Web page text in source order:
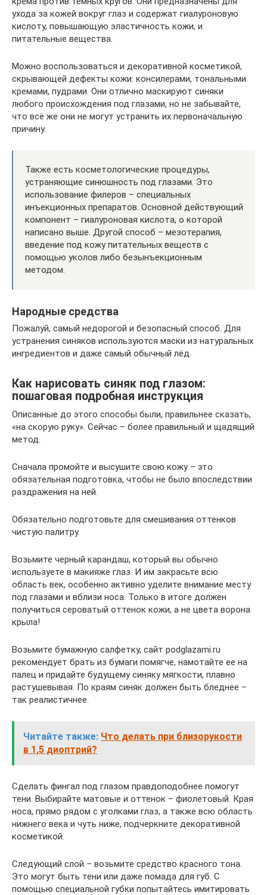
ухода за кожей вокруг глаз и содержат гиалуроновую
кислоту, повышающую эластичность кожи, и
питательные вещества.
Можно воспользоваться и декоративной косметикой,
скрывающей дефекты кожи: консилерами, тональными
кремами, пудрами. Они отлично маскируют синяки
любого происхождения под глазами, но не забывайте,
что всё же они не могут устранить их первоначальную
причину.
Также есть косметологические процедуры,
устраняющие синюшность под глазами. Это
использование филеров – специальных
инъекционных препаратов. Основной действующий
компонент – гиалуроновая кислота, о которой
написано выше. Другой способ – мезотерапия,
введение под кожу питательных веществ с
помощью уколов либо безынъекционным
методом.
Народные средства
Пожалуй, самый недорогой и безопасный способ. Для
устранения синяков используются маски из натуральных
ингредиентов и даже самый обычный лёд.
Как нарисовать синяк под глазом:
пошаговая подробная инструкция
Описанные до этого способы были, правильнее сказать,
«на скорую руку». Сейчас – более правильный и щадящий
метод.
Сначала промойте и высушите свою кожу – это
обязательная подготовка, чтобы не было впоследствии
раздражения на ней.
Обязательно подготовьте для смешивания оттенков
чистую палитру.
Возьмите черный карандаш, который вы обычно
используете в макияже глаз. И им закрасьте всю
область век, особенно активно уделите внимание месту
под глазами и вблизи носа. Только в итоге должен
получиться сероватый оттенок кожи, а не цвета ворона
крыла!
Возьмите бумажную салфетку, сайт podglazami.ru
рекомендует брать из бумаги помягче, намотайте ее на
палец и придайте будущему синяку мягкости, плавно
растушевывая. По краям синяк должен быть бледнее –
так реалистичнее.
Читайте также: Что делать при близорукости
в 1,5 диоптрий?
Сделать фингал под глазом правдоподобнее помогут
тени. Выбирайте матовые и оттенок – фиолетовый. Края
носа, прямо рядом с уголками глаз, а также всю область
нижнего века и чуть ниже, подчеркните декоративной
косметикой.
Следующий слой – возьмите средство красного тона.
Это могут быть тени или даже помада для губ. С
помощью специальной губки попытайтесь имитировать